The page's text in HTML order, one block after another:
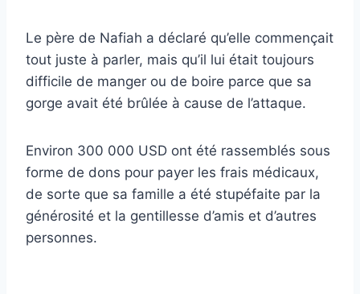
Le père de Nafiah a déclaré qu’elle commençait
tout juste à parler, mais qu’il lui était toujours
difficile de manger ou de boire parce que sa
gorge avait été brûlée à cause de l’attaque.
Environ 300 000 USD ont été rassemblés sous
forme de dons pour payer les frais médicaux,
de sorte que sa famille a été stupéfaite par la
générosité et la gentillesse d’amis et d’autres
personnes.